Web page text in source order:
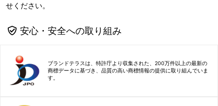
せください。
安心・安全への取り組み
ブランドテラスは、特許庁より収集された、200万件以上の最新の
商標データに基づき、品質の高い商標情報の提供に取り組んでいま
す。